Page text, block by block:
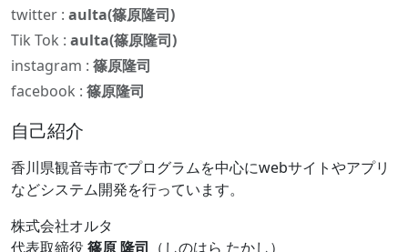
twitter : aulta(篠原隆司)
Tik Tok : aulta(篠原隆司)
instagram : 篠原隆司
facebook : 篠原隆司
自己紹介
香川県観音寺市でプログラムを中心にwebサイトやアプリ
などシステム開発を行っています。
株式会社オルタ
代表取締役 篠原 隆司 （しのはら たかし）